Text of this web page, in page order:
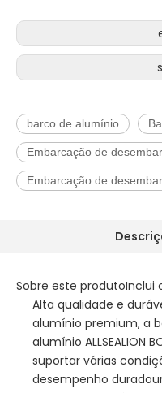
barco de alumínio
Embarcação de
Embarcação de
Sobre este produtoInclui
Alta qualidade e
alumínio premium, a
alumínio ALLSEALION
suportar várias
desempenho